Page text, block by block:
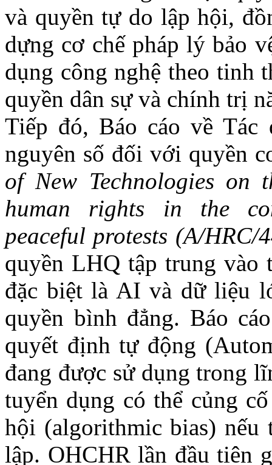
và quyền tự do lập hội,
dựng cơ chế pháp lý bảo
dụng công nghệ theo tinh
quyền dân sự và chính trị
Tiếp đó, Báo cáo về
nguyên số đối với quyền
of New Technologies on
human rights in the
peaceful protests (A/HRC/
quyền LHQ tập trung vào
đặc biệt là AI và dữ liệu
quyền bình đẳng. Báo
quyết định tự động
đang được sử dụng trong
tuyển dụng có thể củng
hội (algorithmic bias) nếu
lập. OHCHR lần đầu tiên